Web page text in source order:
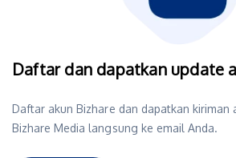
Daftar dan dapatkan update
Daftar akun Bizhare dan dapatkan kiriman
Bizhare Media langsung ke email Anda.